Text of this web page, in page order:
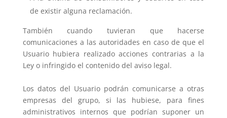
de existir alguna reclamación.
También cuando tuvieran que hacerse
comunicaciones a las autoridades en caso de que el
Usuario hubiera realizado acciones contrarias a la
Ley o infringido el contenido del aviso legal.
Los datos del Usuario podrán comunicarse a otras
empresas del grupo, si las hubiese, para fines
administrativos internos que podrían suponer un